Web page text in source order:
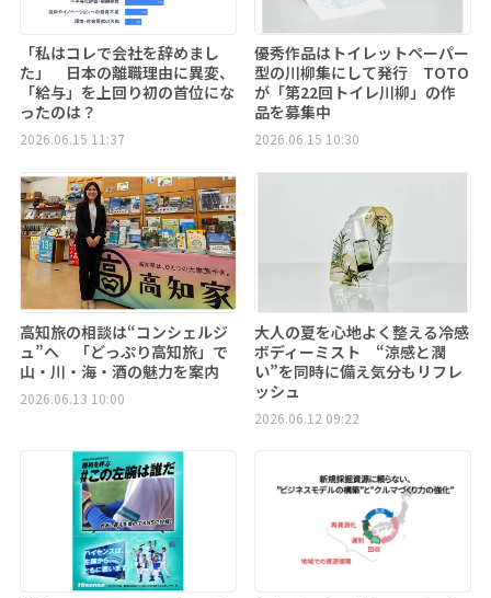
「私はコレで会社を辞めまし
た」 日本の離職理由に異変、
「給与」を上回り初の首位にな
ったのは？
2026.06.15 11:37
優秀作品はトイレットペーパー
型の川柳集にして発行 TOTO
が「第22回トイレ川柳」の作
品を募集中
2026.06.15 10:30
高知旅の相談は“コンシェルジ
ュ”へ 「どっぷり高知旅」で
山・川・海・酒の魅力を案内
2026.06.13 10:00
大人の夏を心地よく整える冷感
ボディーミスト “涼感と潤
い”を同時に備え気分もリフレ
ッシュ
2026.06.12 09:22